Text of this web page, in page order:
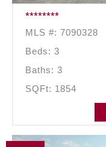
********
MLS #: 7090328
Beds: 3
Baths: 3
SQFt: 1854